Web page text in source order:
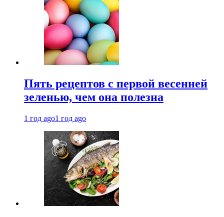
Пять рецептов с первой весенней
зеленью, чем она полезна
1 год ago1 год ago